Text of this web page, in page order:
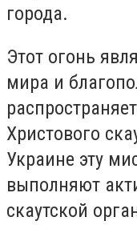
города.
Этот огонь
мира и
Христового
Украине эту
выполняют
скаутской